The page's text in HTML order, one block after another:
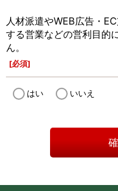
人材派遣やWEB広告・
する営業などの営利目的
ん。
[必須]
はい いいえ